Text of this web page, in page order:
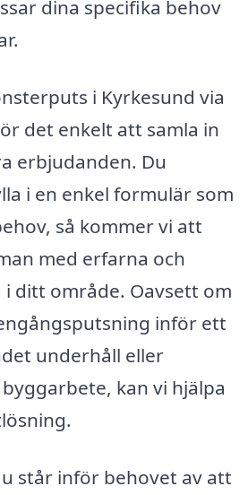
dina specifika behov
i Kyrkesund via
det enkelt att samla in
erbjudanden. Du
i en enkel formulär som
så kommer vi att
med erfarna och
ditt område. Oavsett om
inför ett
underhåll eller
kan vi hjälpa
står inför behovet av att